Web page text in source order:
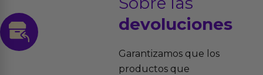
devoluciones
Garantizamos que los
productos que